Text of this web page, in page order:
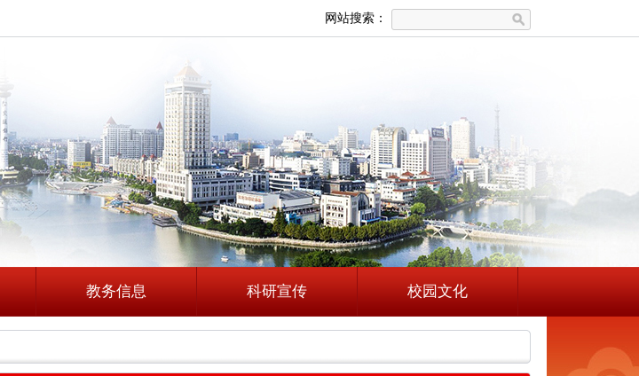
网站搜索：
教务信息 科研宣传 校园文化